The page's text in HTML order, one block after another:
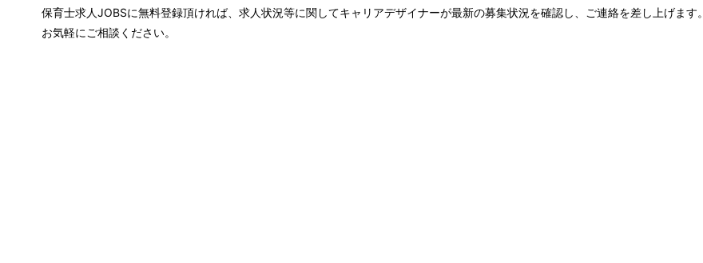
保育士求人JOBSに無料登録頂ければ、求人状況等に関してキャリアデザイナーが最新の募集状況を確認し、ご連絡を差し上げます。
お気軽にご相談ください。